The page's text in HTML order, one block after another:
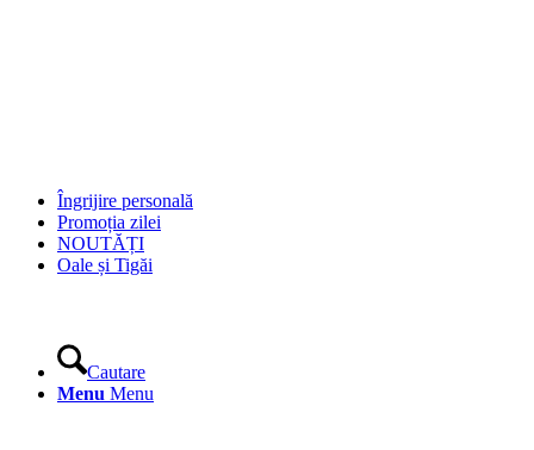
Îngrijire personală
Promoția zilei
NOUTĂȚI
Oale și Tigăi
Cautare
Menu Menu